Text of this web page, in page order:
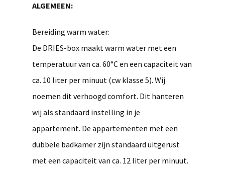
ALGEMEEN:
Bereiding warm water:
De DRIES-box maakt warm water met een
temperatuur van ca. 60°C en een capaciteit van
ca. 10 liter per minuut (cw klasse 5). Wij
noemen dit verhoogd comfort. Dit hanteren
wij als standaard instelling in je
appartement. De appartementen met een
dubbele badkamer zijn standaard uitgerust
met een capaciteit van ca. 12 liter per minuut.